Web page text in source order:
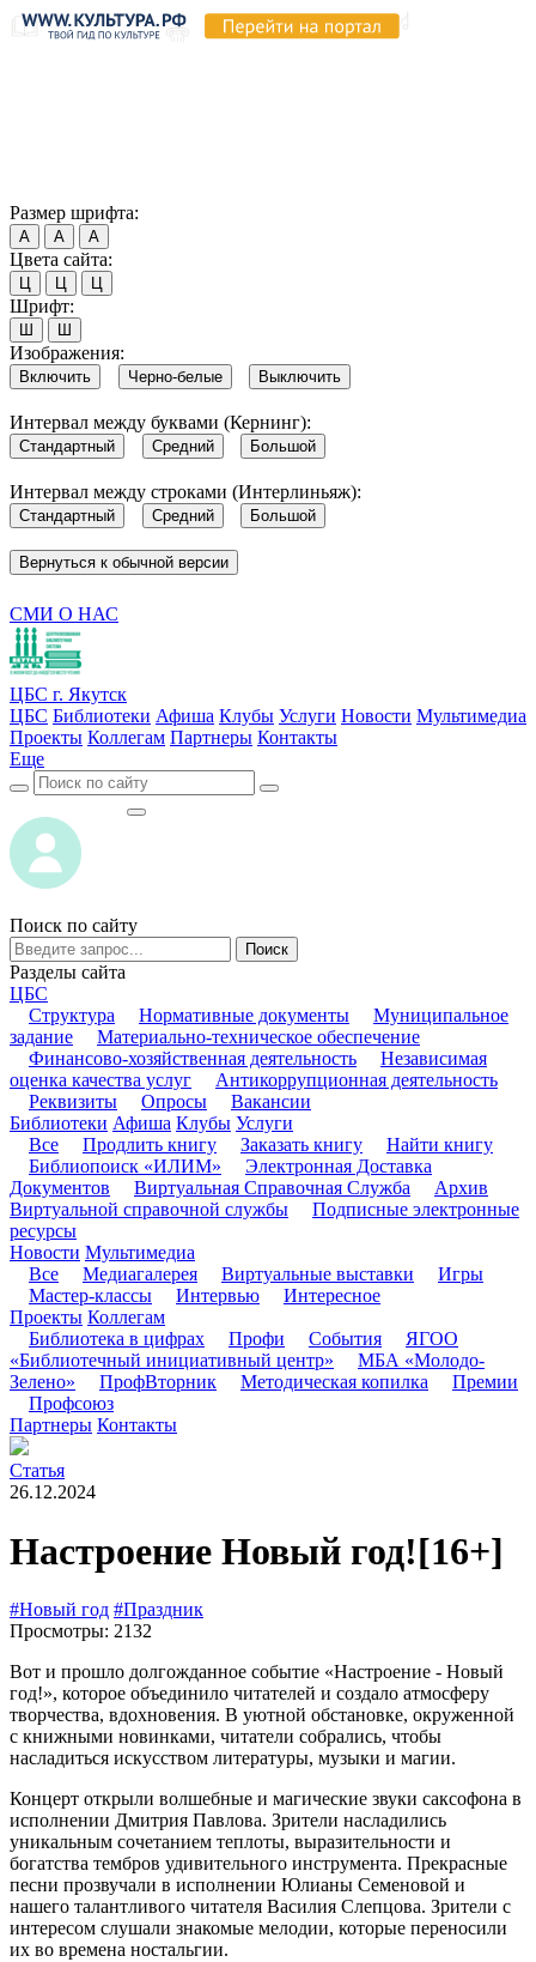
Размер шрифта:
А А А
Цвета сайта:
Ц Ц Ц
Шрифт:
Ш Ш
Изображения:
Включить Черно-белые Выключить
Интервал между буквами (Кернинг):
Стандартный Средний Большой
Интервал между строками (Интерлиньяж):
Стандартный Средний Большой
Вернуться к обычной версии
СМИ О НАС
ЦБС г. Якутск
ЦБС Библиотеки Афиша Клубы Услуги Новости Мультимедиа
Проекты Коллегам Партнеры Контакты
Еще
Поиск по сайту
Поиск
Разделы сайта
ЦБС
Структура
Нормативные документы
Муниципальное
задание
Материально-техническое обеспечение
Финансово-хозяйственная деятельность
Независимая
оценка качества услуг
Антикоррупционная деятельность
Реквизиты
Опросы
Вакансии
Библиотеки Афиша Клубы Услуги
Все
Продлить книгу Заказать книгу
Найти книгу
Библиопоиск «ИЛИМ»
Электронная Доставка
Документов
Виртуальная Справочная Служба
Архив
Виртуальной справочной службы
Подписные электронные
ресурсы
Новости Мультимедиа
Все
Медиагалерея Виртуальные выставки
Игры
Мастер-классы
Интервью
Интересное
Проекты Коллегам
Библиотека в цифрах
Профи События
ЯГОО
«Библиотечный инициативный центр»
МБА «Молодо-
Зелено»
ПрофВторник Методическая копилка
Премии
Профсоюз
Партнеры Контакты
Статья
26.12.2024
Настроение Новый год![16+]
#Новый год #Праздник
Просмотры: 2132
Вот и прошло долгожданное событие «Настроение - Новый
год!», которое объединило читателей и создало атмосферу
творчества, вдохновения. В уютной обстановке, окруженной
с книжными новинками, читатели собрались, чтобы
насладиться искусством литературы, музыки и магии.
Концерт открыли волшебные и магические звуки саксофона в
исполнении Дмитрия Павлова. Зрители насладились
уникальным сочетанием теплоты, выразительности и
богатства тембров удивительного инструмента. Прекрасные
песни прозвучали в исполнении Юлианы Семеновой и
нашего талантливого читателя Василия Слепцова. Зрители с
интересом слушали знакомые мелодии, которые переносили
их во времена ностальгии.